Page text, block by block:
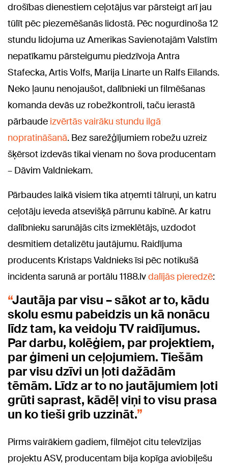
drošības dienestiem ceļotājus var pārsteigt arī jau
tūlīt pēc piezemēšanās lidostā. Pēc nogurdinoša 12
stundu lidojuma uz Amerikas Savienotajām Valstīm
nepatīkamu pārsteigumu piedzīvoja Antra
Stafecka, Artis Volfs, Marija Linarte un Ralfs Eilands.
Neko ļaunu nenojaušot, dalībnieki un filmēšanas
komanda devās uz robežkontroli, taču ierastā
pārbaude izvērtās vairāku stundu ilgā
nopratināšanā. Bez sarežģījumiem robežu uzreiz
šķērsot izdevās tikai vienam no šova producentam
– Dāvim Valdniekam.
Pārbaudes laikā visiem tika atņemti tālruņi, un katru
ceļotāju ieveda atsevišķā pārrunu kabīnē. Ar katru
dalībnieku sarunājās cits izmeklētājs, uzdodot
desmitiem detalizētu jautājumu. Raidījuma
producents Kristaps Valdnieks īsi pēc notikušā
incidenta sarunā ar portālu 1188.lvdalījās pieredzē:
Jautāja par visu – sākot ar to, kādu
skolu esmu pabeidzis un kā nonācu
līdz tam, ka veidoju TV raidījumus.
Par darbu, kolēģiem, par projektiem,
par ģimeni un ceļojumiem. Tiešām
par visu dzīvi un ļoti dažādām
tēmām. Līdz ar to no jautājumiem ļoti
grūti saprast, kādēļ viņi to visu prasa
un ko tieši grib uzzināt.
Pirms vairākiem gadiem, filmējot citu televīzijas
projektu ASV, producentam bija kopīga aviobiļešu